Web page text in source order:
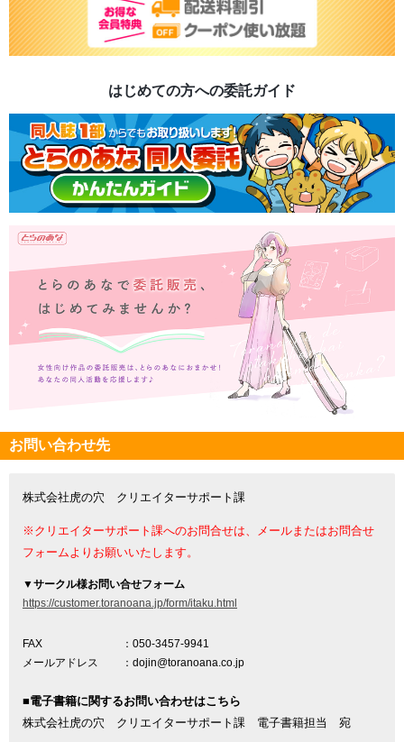
はじめての方への委託ガイド
お問い合わせ先
株式会社虎の穴 クリエイターサポート課
※クリエイターサポート課へのお問合せは、メールまたはお問合せ
フォームよりお願いいたします。
▼サークル様お問い合せフォーム
https://customer.toranoana.jp/form/itaku.html
FAX
：050-3457-9941
メールアドレス
：dojin@toranoana.co.jp
■電子書籍に関するお問い合わせはこちら
株式会社虎の穴 クリエイターサポート課 電子書籍担当 宛